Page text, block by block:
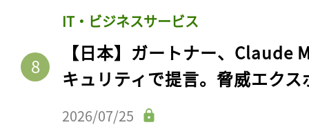
IT・ビジネスサービス
【日本】ガートナー、Claude
キュリティで提言。脅威エク
2026/07/25
会員登録